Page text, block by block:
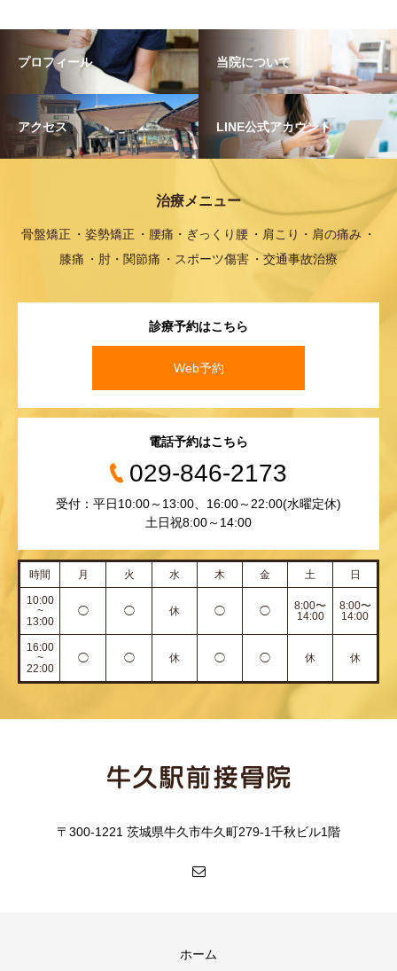
プロフィール 当院について
アクセス LINE公式アカウント
治療メニュー
骨盤矯正 姿勢矯正 腰痛・ぎっくり腰
肩こり・肩の痛み
膝痛
肘・関節痛 スポーツ傷害 交通事故治療
診療予約はこちら
Web予約
電話予約はこちら
029-846-2173
受付：平日10:00～13:00、16:00～22:00(水曜定休)
土日祝8:00～14:00
時間 月 火 水 木 金 土 日
10:00
~
13:00
◯ ◯ 休 ◯ ◯
8:00〜
14:00
8:00〜
14:00
16:00
~
22:00
◯ ◯ 休 ◯ ◯ 休 休
〒300-1221 茨城県牛久市牛久町279-1千秋ビル1階
ホーム